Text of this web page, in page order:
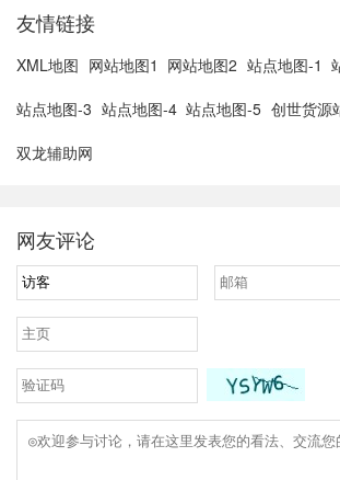
友情链接
XML地图 网站地图1 网站地图2 站点地图-1
站点地图-3 站点地图-4 站点地图-5 创世货源
双龙辅助网
网友评论